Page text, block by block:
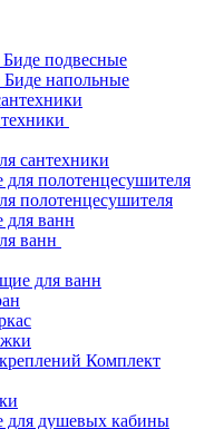
Биде подвесные
Биде напольные
сантехники
полотенцесушителя
ванн
для ванн
Комплект